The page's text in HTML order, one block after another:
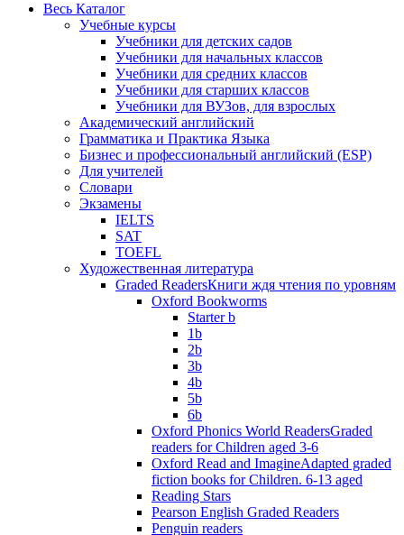
Весь Каталог
Учебные курсы
Учебники для детских садов
Учебники для начальных классов
Учебники для средних классов
Учебники для старших классов
Учебники для ВУЗов, для взрослых
Академический английский
Грамматика и Практика Языка
Бизнес и профессиональный английский (ESP)
Для учителей
Словари
Экзамены
IELTS
SAT
TOEFL
Художественная литература
Graded ReadersКниги ждя чтения по уровням
Oxford Bookworms
Starter b
1b
2b
3b
4b
5b
6b
Oxford Phonics World ReadersGraded
readers for Children aged 3-6
Oxford Read and ImagineAdapted graded
fiction books for Children. 6-13 aged
Reading Stars
Pearson English Graded Readers
Penguin readers